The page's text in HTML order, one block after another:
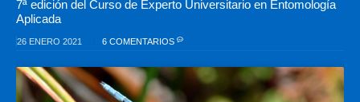
7ª edición del Curso de Experto Universitario en Entomología
Aplicada
26 ENERO 2021 6 COMENTARIOS